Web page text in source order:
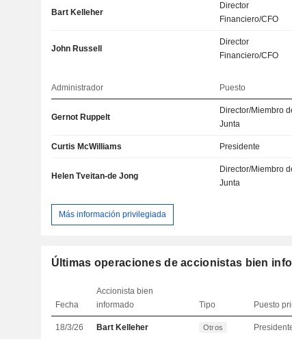
Bart Kelleher
Director
Financiero/CFO
John Russell
Director
Financiero/CFO
Administrador Puesto
Gernot Ruppelt
Director/Miembro
Junta
Curtis McWilliams Presidente
Helen Tveitan-de Jong
Director/Miembro
Junta
Más información privilegiada
Últimas operaciones de accionistas bien
Fecha
Accionista bien
informado
Tipo Puesto
18/3/26 Bart Kelleher Otros